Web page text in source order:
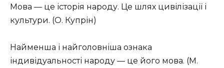
Мова — це історія народу. Це шлях цивілізації і
культури. (О. Купрін)
Найменша і найголовніша ознака
індивідуальності народу — це його мова. (М.